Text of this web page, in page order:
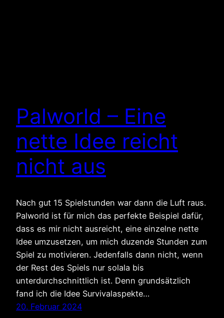
Palworld – Eine
nette Idee reicht
nicht aus
Nach gut 15 Spielstunden war dann die Luft raus.
Palworld ist für mich das perfekte Beispiel dafür,
dass es mir nicht ausreicht, eine einzelne nette
Idee umzusetzen, um mich duzende Stunden zum
Spiel zu motivieren. Jedenfalls dann nicht, wenn
der Rest des Spiels nur solala bis
unterdurchschnittlich ist. Denn grundsätzlich
fand ich die Idee Survivalaspekte…
20. Februar 2024